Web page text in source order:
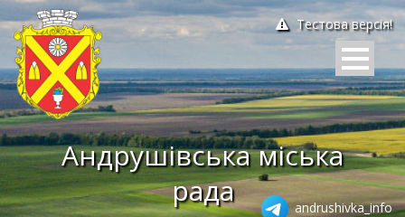
Тестова версія!
Андрушівська міська
рада
andrushivka_info